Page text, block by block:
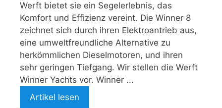
Werft bietet sie ein Segelerlebnis, das
Komfort und Effizienz vereint. Die Winner 8
zeichnet sich durch ihren Elektroantrieb aus,
eine umweltfreundliche Alternative zu
herkömmlichen Dieselmotoren, und ihren
sehr geringen Tiefgang. Wir stellen die Werft
Winner Yachts vor. Winner ...
Artikel lesen